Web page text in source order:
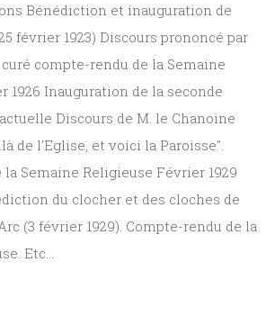
Bénédiction et inauguration de
février 1923) Discours prononcé par
compte-rendu de la Semaine
1926 Inauguration de la seconde
Discours de M. le Chanoine
de l'Eglise, et voici la Paroisse".
Semaine Religieuse Février 1929
du clocher et des cloches de
(3 février 1929). Compte-rendu de la
Etc...